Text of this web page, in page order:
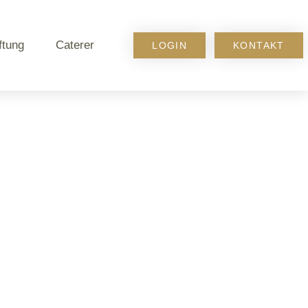
Caterer LOGIN KONTAKT